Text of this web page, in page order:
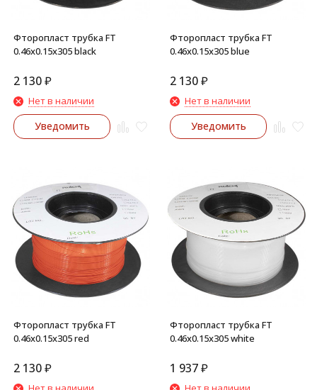
Фторопласт трубка FT
0.46x0.15x305 black
2 130₽
Нет в наличии
Уведомить
Фторопласт трубка FT
0.46x0.15x305 blue
2 130₽
Нет в наличии
Уведомить
Фторопласт трубка FT
0.46x0.15x305 red
2 130₽
Фторопласт трубка FT
0.46x0.15x305 white
1 937₽